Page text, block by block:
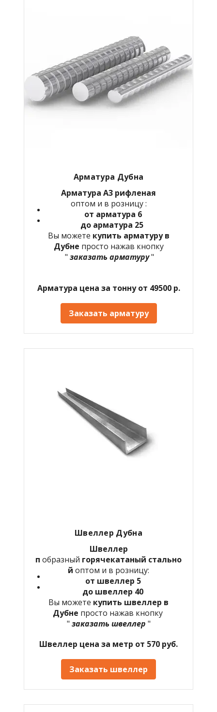
Арматура Дубна
Арматура А3 рифленая
оптом и в розницу :
от арматура 6
до арматура 25
Вы можете купить арматуру в
Дубне просто нажав кнопку
" заказать арматуру"
Арматура цена за тонну от 49500 р.
Заказать арматуру
Швеллер Дубна
Швеллер
п образный горячекатаный стально
й оптом и в розницу:
от швеллер 5
до швеллер 40
Вы можете купить швеллер в
Дубне просто нажав кнопку
" заказать швеллер "
Швеллер цена за метр от 570 руб.
Заказать швеллер